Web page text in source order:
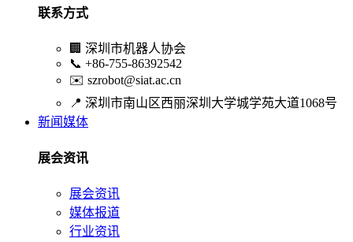
联系方式
🏢 深圳市机器人协会
📞 +86-755-86392542
✉️ szrobot@siat.ac.cn
📍 深圳市南山区西丽深圳大学城学苑大道1068号
新闻媒体
展会资讯
展会资讯
媒体报道
行业资讯